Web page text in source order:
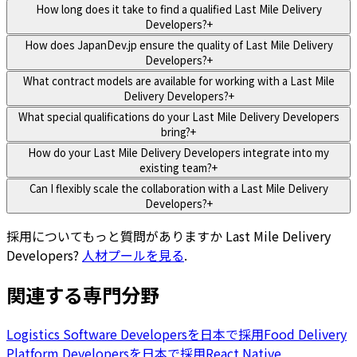
How long does it take to find a qualified Last Mile Delivery
Developers?+
How does JapanDev.jp ensure the quality of Last Mile Delivery
Developers?+
What contract models are available for working with a Last Mile
Delivery Developers?+
What special qualifications do your Last Mile Delivery Developers
bring?+
How do your Last Mile Delivery Developers integrate into my
existing team?+
Can I flexibly scale the collaboration with a Last Mile Delivery
Developers?+
採用についてもっと質問がありますか Last Mile Delivery
Developers? 人材プールを見る.
関連する専門分野
Logistics Software Developersを日本で採用Food Delivery
Platform Developersを日本で採用React Native